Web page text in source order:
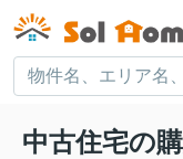
中古住宅の